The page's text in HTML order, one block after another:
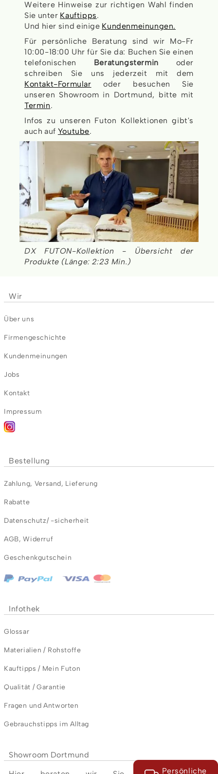
Persönliche
Weitere Hinweise zur richtigen Wahl finden
Sie unter Kauftipps.
Und hier sind einige Kundenmeinungen.
Für persönliche Beratung sind wir Mo-Fr
10:00-18:00 Uhr für Sie da: Buchen Sie einen
telefonischen Beratungstermin oder
schreiben Sie uns jederzeit mit dem
Kontakt-Formular oder besuchen Sie
unseren Showroom in Dortmund, bitte mit
Termin.
Infos zu unseren Futon Kollektionen gibt's
auch auf Youtube.
DX FUTON-Kollektion - Übersicht der
Produkte (Länge: 2:23 Min.)
Wir
Über uns
Firmengeschichte
Kundenmeinungen
Jobs
Kontakt
Impressum
Bestellung
Zahlung, Versand, Lieferung
Rabatte
Datenschutz/ -sicherheit
AGB,Widerruf
Geschenkgutschein
Infothek
Glossar
Materialien / Rohstoffe
Kauftipps / Mein Futon
Qualität / Garantie
Fragen und Antworten
Gebrauchstipps im Alltag
Showroom Dortmund